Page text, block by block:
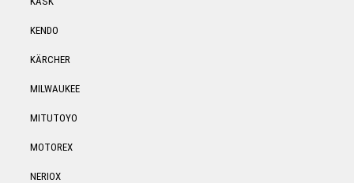
KENDO
KÄRCHER
MILWAUKEE
MITUTOYO
MOTOREX
NERIOX